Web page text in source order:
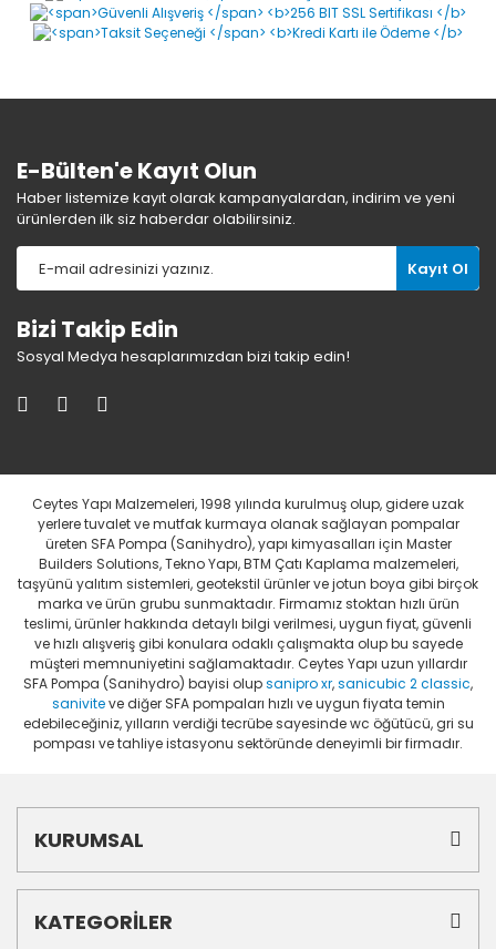
restoran, kafe gibi yerler için güzel ürün.
Yorum Yaz
E-Bülten'e Kayıt Olun
Haber listemize kayıt olarak kampanyalardan, indirim ve yeni
ürünlerden ilk siz haberdar olabilirsiniz.
Kayıt Ol
Bizi Takip Edin
Sosyal Medya hesaplarımızdan bizi takip edin!
Ceytes Yapı Malzemeleri, 1998 yılında kurulmuş olup, gidere uzak
yerlere tuvalet ve mutfak kurmaya olanak sağlayan pompalar
üreten SFA Pompa (Sanihydro), yapı kimyasalları için Master
Builders Solutions, Tekno Yapı, BTM Çatı Kaplama malzemeleri,
taşyünü yalıtım sistemleri, geotekstil ürünler ve jotun boya gibi birçok
marka ve ürün grubu sunmaktadır. Firmamız stoktan hızlı ürün
teslimi, ürünler hakkında detaylı bilgi verilmesi, uygun fiyat, güvenli
ve hızlı alışveriş gibi konulara odaklı çalışmakta olup bu sayede
müşteri memnuniyetini sağlamaktadır. Ceytes Yapı uzun yıllardır
SFA Pompa (Sanihydro) bayisi olupsanipro xr,sanicubic 2 classic,
saniviteve diğer SFA pompaları hızlı ve uygun fiyata temin
edebileceğiniz, yılların verdiği tecrübe sayesinde wc öğütücü, gri su
pompası ve tahliye istasyonu sektöründe deneyimli bir firmadır.
KURUMSAL
KATEGORİLER